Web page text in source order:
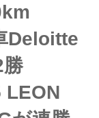
て12月に開
Deloitte
勝
LEON